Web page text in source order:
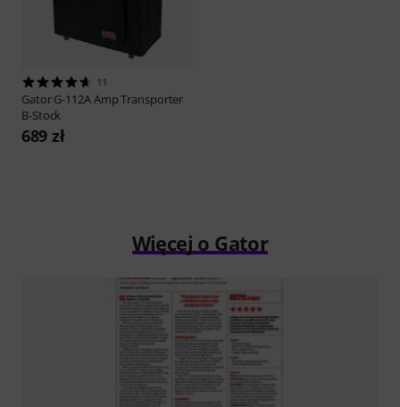
11
GatorG-112A Amp Transporter
B-Stock
689 zł
Więcej o Gator